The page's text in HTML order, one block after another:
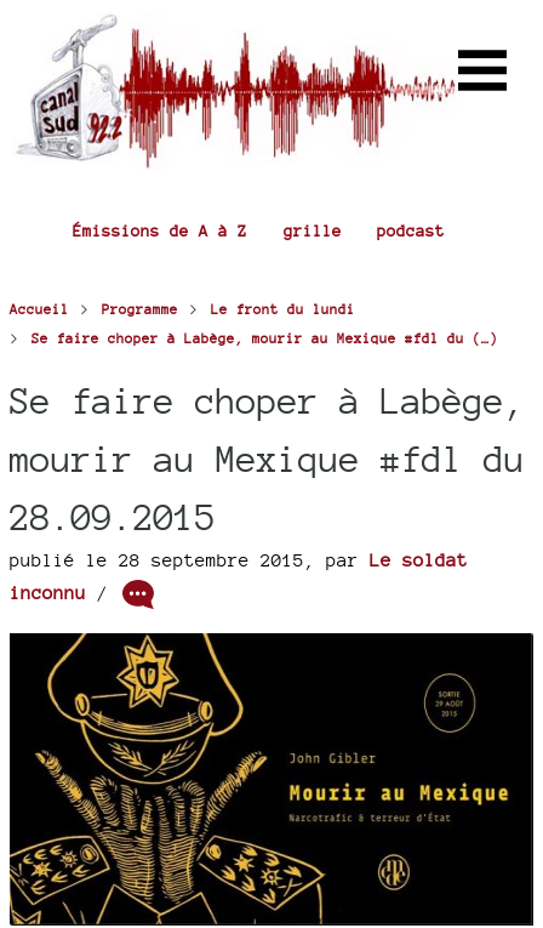
Émissions de A à Z grille podcast
Accueil > Programme > Le front du lundi
> Se faire choper à Labège, mourir au Mexique #fdl du (…)
Se faire choper à Labège,
mourir au Mexique #fdl du
28.09.2015
publié le 28 septembre 2015 par Le soldat
inconnu /